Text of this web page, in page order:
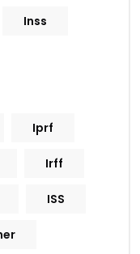
Inss
Iprf
Irff
ISS